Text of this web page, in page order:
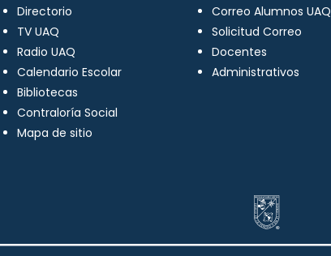
Directorio
TV UAQ
Radio UAQ
Calendario Escolar
Bibliotecas
Contraloría Social
Mapa de sitio
Correo Alumnos UAQ
Solicitud Correo
Docentes
Administrativos